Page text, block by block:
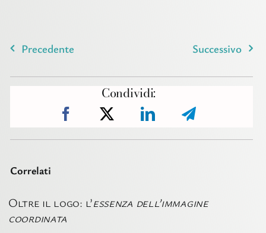
Precedente Successivo
Condividi:
Correlati
Oltre il logo: l’essenza dell’immagine
coordinata